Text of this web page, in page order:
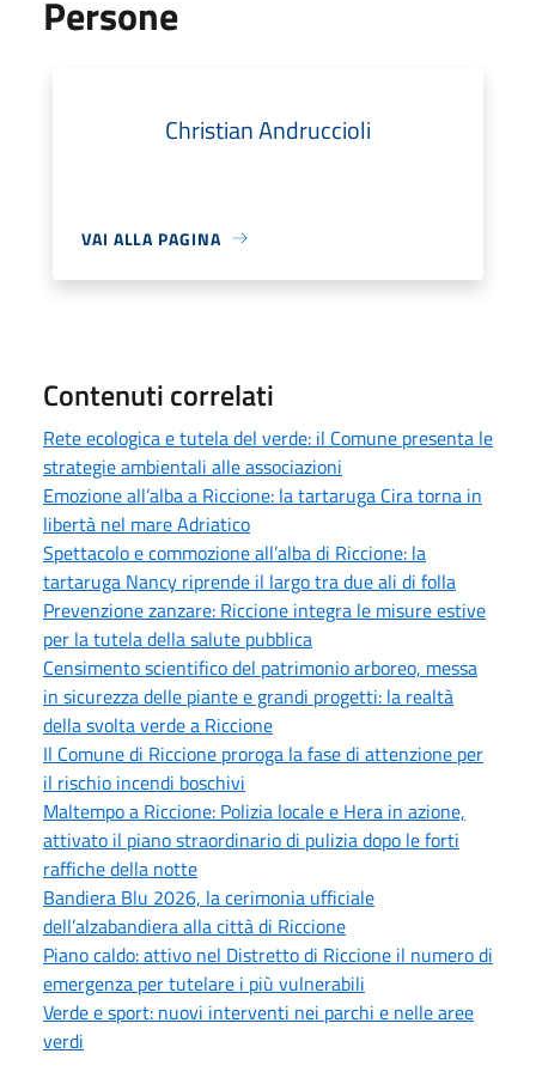
Persone
Christian Andruccioli
VAI ALLA PAGINA
Contenuti correlati
Rete ecologica e tutela del verde: il Comune presenta le
strategie ambientali alle associazioni
Emozione all’alba a Riccione: la tartaruga Cira torna in
libertà nel mare Adriatico
Spettacolo e commozione all’alba di Riccione: la
tartaruga Nancy riprende il largo tra due ali di folla
Prevenzione zanzare: Riccione integra le misure estive
per la tutela della salute pubblica
Censimento scientifico del patrimonio arboreo, messa
in sicurezza delle piante e grandi progetti: la realtà
della svolta verde a Riccione
Il Comune di Riccione proroga la fase di attenzione per
il rischio incendi boschivi
Maltempo a Riccione: Polizia locale e Hera in azione,
attivato il piano straordinario di pulizia dopo le forti
raffiche della notte
Bandiera Blu 2026, la cerimonia ufficiale
dell’alzabandiera alla città di Riccione
Piano caldo: attivo nel Distretto di Riccione il numero di
emergenza per tutelare i più vulnerabili
Verde e sport: nuovi interventi nei parchi e nelle aree
verdi